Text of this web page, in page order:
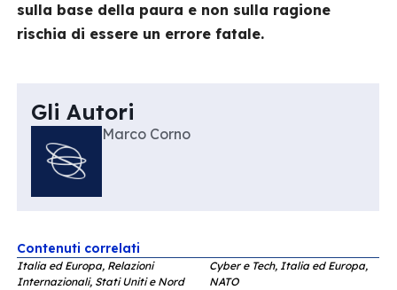
sulla base della paura e non sulla ragione
rischia di essere un errore fatale.
Gli Autori
Marco Corno
Contenuti correlati
Italia ed Europa, Relazioni
Internazionali, Stati Uniti e Nord
Cyber e Tech, Italia ed Europa,
NATO